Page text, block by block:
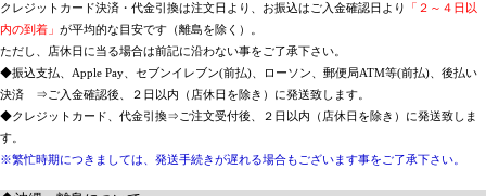
クレジットカード決済・代金引換は注文日より、お振込はご入金確認日より
「２～４日以
内の到着」 が平均的な目安です（離島を除く）。
ただし、店休日に当る場合は前記に沿わない事をご了承下さい。
◆振込支払、Apple Pay、セブンイレブン(前払)、ローソン、郵便局ATM等(前払)、後払い
決済 ⇒ご入金確認後、２日以内（店休日を除き）に発送致します。
◆クレジットカード、代金引換⇒ご注文受付後、２日以内（店休日を除き）に発送致しま
す。
※繁忙時期につきましては、発送手続きが遅れる場合もございます事をご了承下さい。